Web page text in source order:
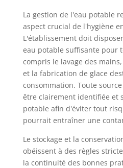
La gestion de l'eau potable
aspect crucial de l'hygiène
L'établissement doit
eau potable suffisante pour
compris le lavage des
et la fabrication de glace
consommation. Toute
être clairement identifiée et
potable afin d'éviter tout
pourrait entraîner une
Le stockage et la
obéissent à des règles
la continuité des bonnes